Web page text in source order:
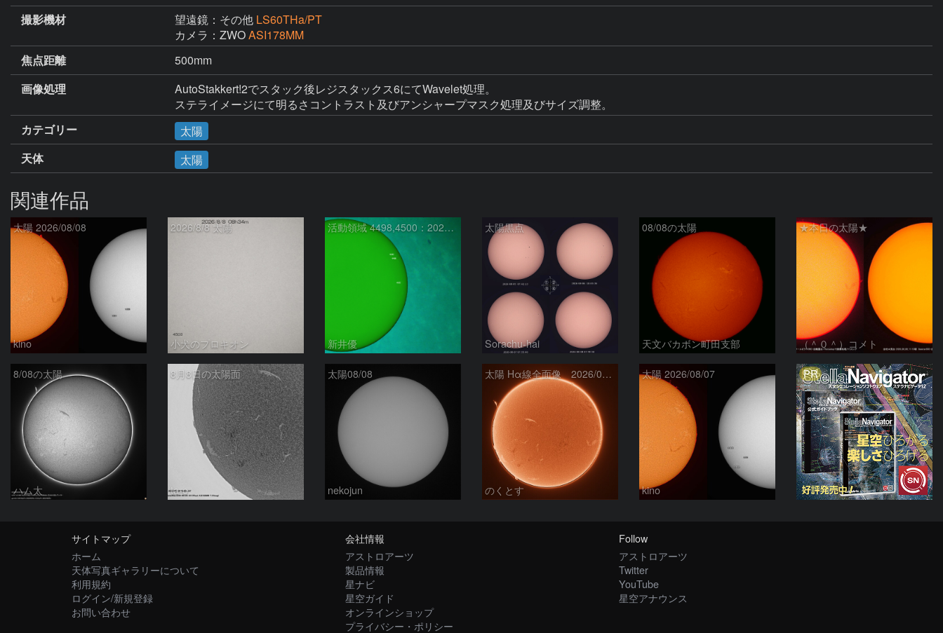
撮影機材
望遠鏡：その他 LS60THa/PT
カメラ：ZWOASI178MM
焦点距離
500mm
画像処理
AutoStakkert!2でスタック後レジスタックス6にてWavelet処理。
ステライメージにて明るさコントラスト及びアンシャープマスク処理及びサイズ調整。
カテゴリー
太陽
天体
太陽
関連作品
太陽 2026/08/08
kino
2026/8/8 太陽
小犬のプロキオン
活動領域 4498,4500：2026/08/08
新井優
太陽黒点
Sorachu-hai
08/08の太陽
天文バカボン町田支部
★本日の太陽★
（＾０＾）コメト
8/08の太陽
ハム太
8月8日の太陽面
ta-o
太陽08/08
nekojun
太陽 Hα線全面像 2026/08/08
のくとす
太陽 2026/08/07
kino
PR
サイトマップ
ホーム
天体写真ギャラリーについて
利用規約
ログイン/新規登録
お問い合わせ
会社情報
アストロアーツ
製品情報
星ナビ
星空ガイド
オンラインショップ
プライバシー・ポリシー
Follow
アストロアーツ
Twitter
YouTube
星空アナウンス